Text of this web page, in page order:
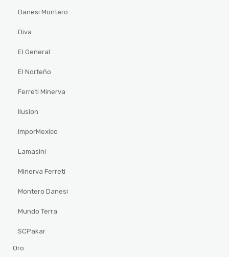
Danesi Montero
Diva
El General
El Norteño
Ferreti Minerva
Ilusion
ImporMexico
Lamasini
Minerva Ferreti
Montero Danesi
Mundo Terra
SCPakar
Oro